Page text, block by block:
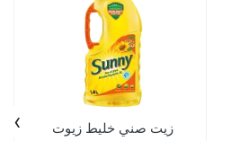
زيت صني خليط زيوت
›